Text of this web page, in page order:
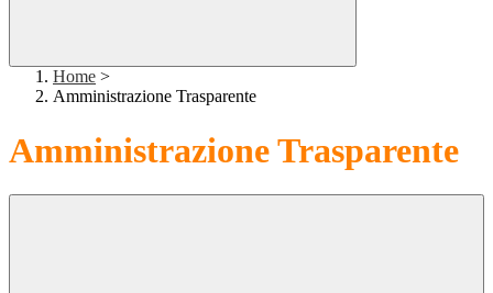
Home >
Amministrazione Trasparente
Amministrazione Trasparente